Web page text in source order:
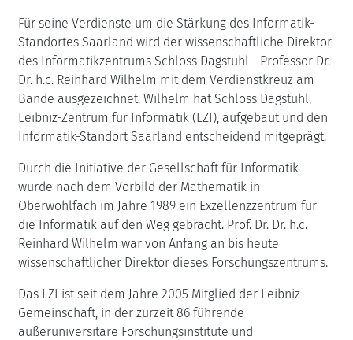
Für seine Verdienste um die Stärkung des Informatik-
Standortes Saarland wird der wissenschaftliche Direktor
des Informatikzentrums Schloss Dagstuhl - Professor Dr.
Dr. h.c. Reinhard Wilhelm mit dem Verdienstkreuz am
Bande ausgezeichnet. Wilhelm hat Schloss Dagstuhl,
Leibniz-Zentrum für Informatik (LZI), aufgebaut und den
Informatik-Standort Saarland entscheidend mitgeprägt.
Durch die Initiative der Gesellschaft für Informatik
wurde nach dem Vorbild der Mathematik in
Oberwohlfach im Jahre 1989 ein Exzellenzzentrum für
die Informatik auf den Weg gebracht. Prof. Dr. Dr. h.c.
Reinhard Wilhelm war von Anfang an bis heute
wissenschaftlicher Direktor dieses Forschungszentrums.
Das LZI ist seit dem Jahre 2005 Mitglied der Leibniz-
Gemeinschaft, in der zurzeit 86 führende
außeruniversitäre Forschungsinstitute und